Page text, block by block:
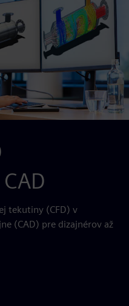
tekutiny (CFD) v
(CAD) pre dizajnérov až